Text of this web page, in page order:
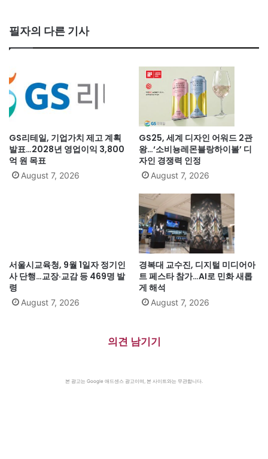
필자의 다른 기사
GS리테일, 기업가치 제고 계획
발표…2028년 영업이익 3,800
억 원 목표
August 7, 2026
GS25, 세계 디자인 어워드 2관
왕…‘소비뇽레몬블랑하이볼’ 디
자인 경쟁력 인정
August 7, 2026
서울시교육청, 9월 1일자 정기인
사 단행…교장·교감 등 469명 발
령
August 7, 2026
경복대 교수진, 디지털 미디어아
트 페스타 참가…AI로 민화 새롭
게 해석
August 7, 2026
의견 남기기
본 광고는 Google 애드센스 광고이며, 본 사이트와는 무관합니다.